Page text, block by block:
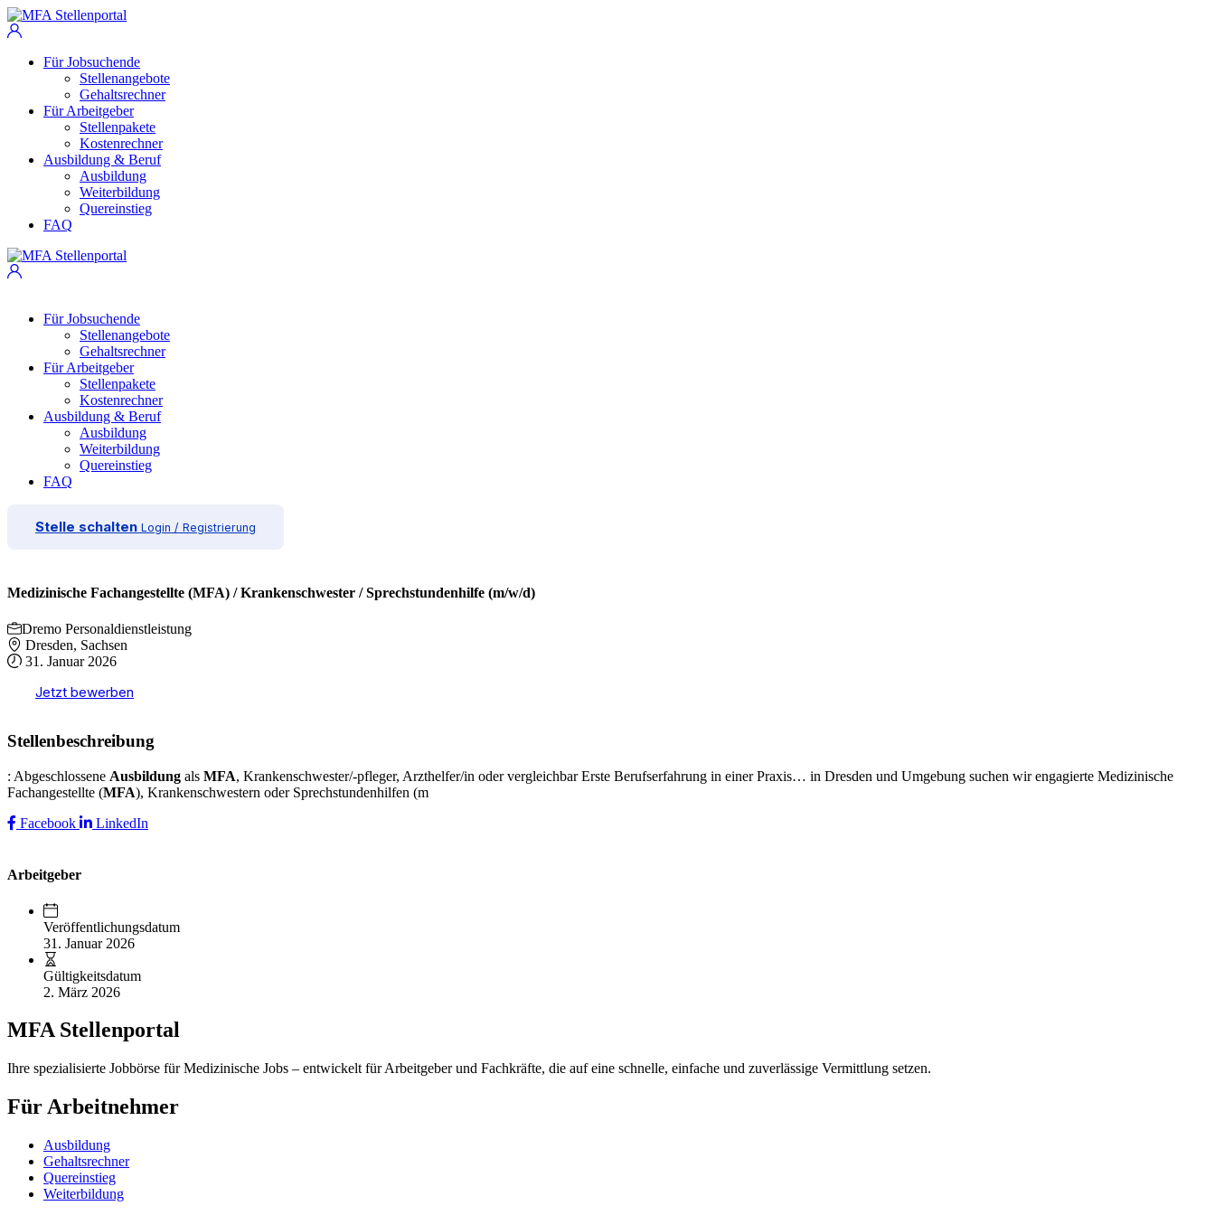
Für Jobsuchende
Stellenangebote
Gehaltsrechner
Für Arbeitgeber
Stellenpakete
Kostenrechner
Ausbildung & Beruf
Ausbildung
Weiterbildung
Quereinstieg
FAQ
Für Jobsuchende
Stellenangebote
Gehaltsrechner
Für Arbeitgeber
Stellenpakete
Kostenrechner
Ausbildung & Beruf
Ausbildung
Weiterbildung
Quereinstieg
FAQ
Stelle schalten Login / Registrierung
Medizinische Fachangestellte (MFA) / Krankenschwester / Sprechstundenhilfe (m/w/d)
Dremo Personaldienstleistung
Dresden, Sachsen
31. Januar 2026
Jetzt bewerben
Stellenbeschreibung
: Abgeschlossene Ausbildung als MFA, Krankenschwester/-pfleger, Arzthelfer/in oder vergleichbar Erste Berufserfahrung in einer Praxis… in Dresden und Umgebung suchen wir engagierte Medizinische
Fachangestellte (MFA), Krankenschwestern oder Sprechstundenhilfen (m
Facebook
LinkedIn
Arbeitgeber
Veröffentlichungsdatum
31. Januar 2026
Gültigkeitsdatum
2. März 2026
MFA Stellenportal
Ihre spezialisierte Jobbörse für Medizinische Jobs – entwickelt für Arbeitgeber und Fachkräfte, die auf eine schnelle, einfache und zuverlässige Vermittlung setzen.
Für Arbeitnehmer
Ausbildung
Gehaltsrechner
Quereinstieg
Weiterbildung